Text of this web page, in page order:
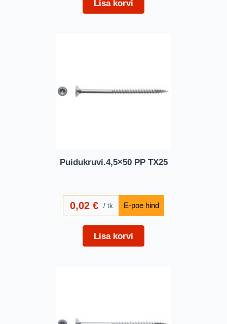
Lisa korvi
Puidukruvi.4,5×50 PP TX25
0,02€ tk
Lisa korvi